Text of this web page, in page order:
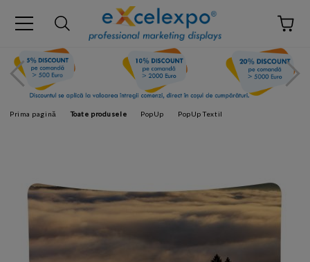
Prima pagină Toate produsele PopUp PopUp Textil